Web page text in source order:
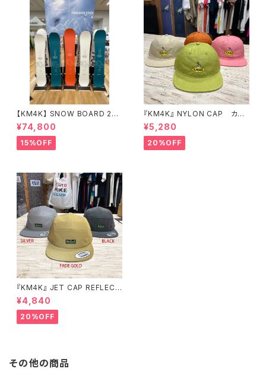
【KM4K】 SNOW BOARD 25/
26 "PARADICE STICK" パラ
ダイススティック
¥74,800
15%OFF
『KM4K』 NYLON CAP カモ
シカ ナイロンキャップ
¥5,280
20%OFF
『KM4K』 JET CAP REFLECT
OR カモシカ ジェットキャップ
リフレクター
¥4,840
20%OFF
その他の商品